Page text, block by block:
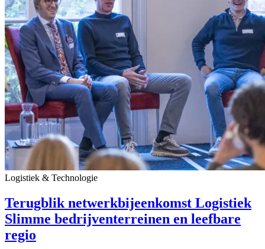
Logistiek & Technologie
Terugblik netwerkbijeenkomst Logistiek
Slimme bedrijventerreinen en leefbare
regio